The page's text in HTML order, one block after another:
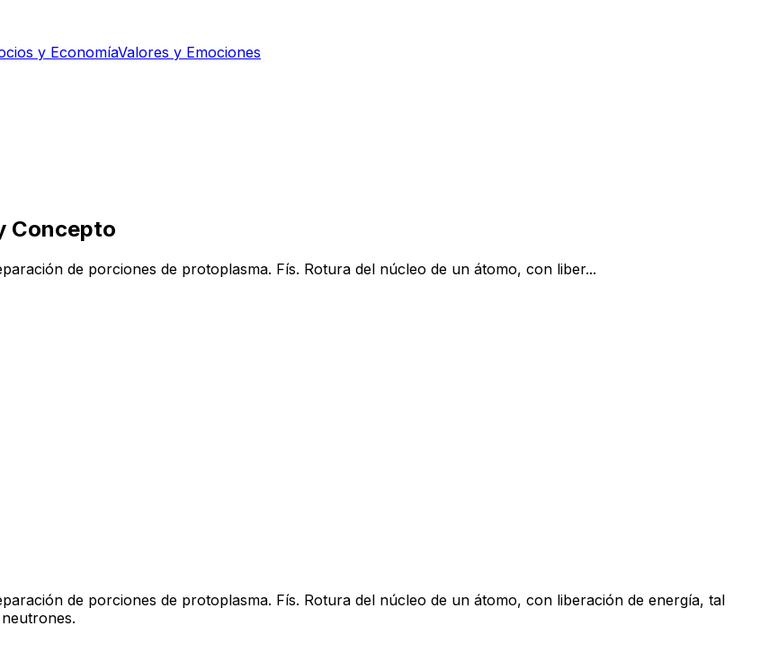
y EconomíaValores y Emociones
Concepto
de porciones de protoplasma. Fís. Rotura del núcleo de un átomo, con liber...
de porciones de protoplasma. Fís. Rotura del núcleo de un átomo, con liberación de energía, tal